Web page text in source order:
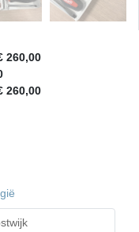
260,00
260,00